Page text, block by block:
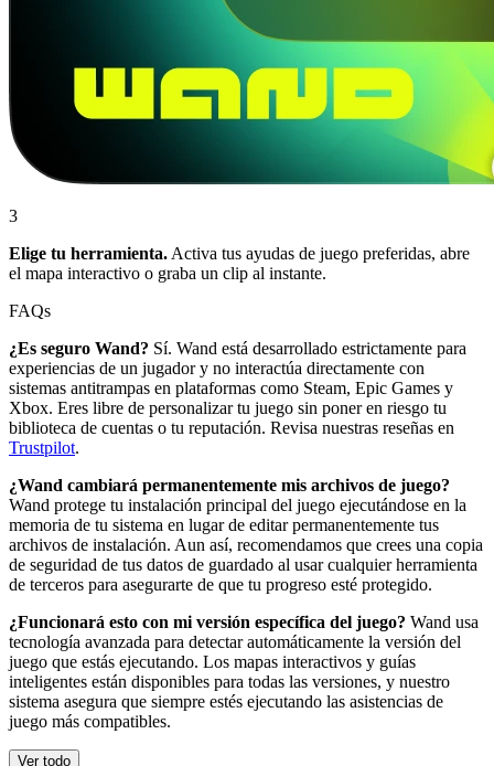
3
Elige tu herramienta. Activa tus ayudas de juego preferidas, abre
el mapa interactivo o graba un clip al instante.
FAQs
¿Es seguro Wand? Sí. Wand está desarrollado estrictamente para
experiencias de un jugador y no interactúa directamente con
sistemas antitrampas en plataformas como Steam, Epic Games y
Xbox. Eres libre de personalizar tu juego sin poner en riesgo tu
biblioteca de cuentas o tu reputación. Revisa nuestras reseñas en
Trustpilot.
¿Wand cambiará permanentemente mis archivos de juego?
Wand protege tu instalación principal del juego ejecutándose en la
memoria de tu sistema en lugar de editar permanentemente tus
archivos de instalación. Aun así, recomendamos que crees una copia
de seguridad de tus datos de guardado al usar cualquier herramienta
de terceros para asegurarte de que tu progreso esté protegido.
¿Funcionará esto con mi versión específica del juego? Wand usa
tecnología avanzada para detectar automáticamente la versión del
juego que estás ejecutando. Los mapas interactivos y guías
inteligentes están disponibles para todas las versiones, y nuestro
sistema asegura que siempre estés ejecutando las asistencias de
juego más compatibles.
Ver todo